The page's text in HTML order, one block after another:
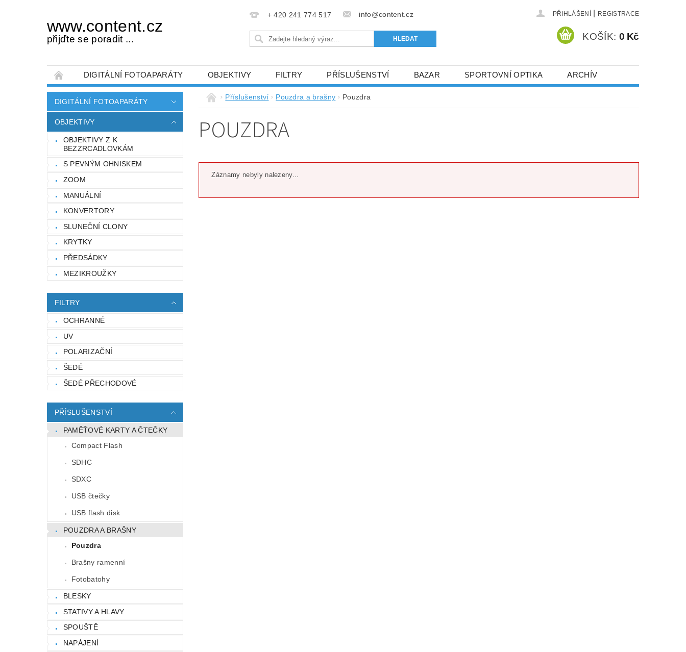
www.content.cz
přijďte se poradit ...
+ 420 241 774 517 info@content.cz PŘIHLÁŠENÍ REGISTRACE
KOŠÍK: 0 Kč
DIGITÁLNÍ FOTOAPARÁTY OBJEKTIVY FILTRY PŘÍSLUŠENSTVÍ BAZAR SPORTOVNÍ OPTIKA ARCHÍV
OBCHODNÍ PODMÍNKY NAPIŠTE NÁM KONTAKTY
DIGITÁLNÍ FOTOAPARÁTY
OBJEKTIVY
OBJEKTIVY Z K
BEZZRCADLOVKÁM
S PEVNÝM OHNISKEM
ZOOM
MANUÁLNÍ
KONVERTORY
SLUNEČNÍ CLONY
KRYTKY
PŘEDSÁDKY
MEZIKROUŽKY
FILTRY
OCHRANNÉ
UV
POLARIZAČNÍ
ŠEDÉ
ŠEDÉ PŘECHODOVÉ
PŘÍSLUŠENSTVÍ
PAMĚŤOVÉ KARTY A ČTEČKY
Compact Flash
SDHC
SDXC
USB čtečky
USB flash disk
POUZDRA A BRAŠNY
Pouzdra
Brašny ramenní
Fotobatohy
BLESKY
STATIVY A HLAVY
SPOUŠTĚ
NAPÁJENÍ
Příslušenství Pouzdra a brašny Pouzdra
POUZDRA
Záznamy nebyly nalezeny...